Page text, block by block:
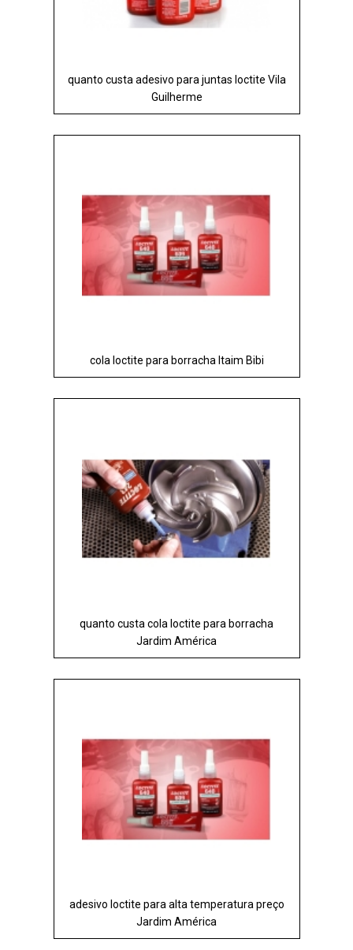
quanto custa adesivo para juntas loctite Vila
Guilherme
cola loctite para borracha Itaim Bibi
quanto custa cola loctite para borracha
Jardim América
adesivo loctite para alta temperatura preço
Jardim América